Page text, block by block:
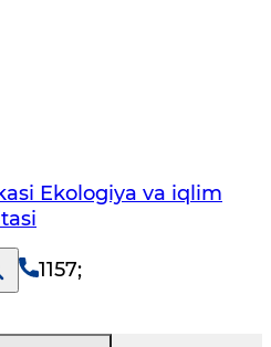
Ekologiya va iqlim
1157;